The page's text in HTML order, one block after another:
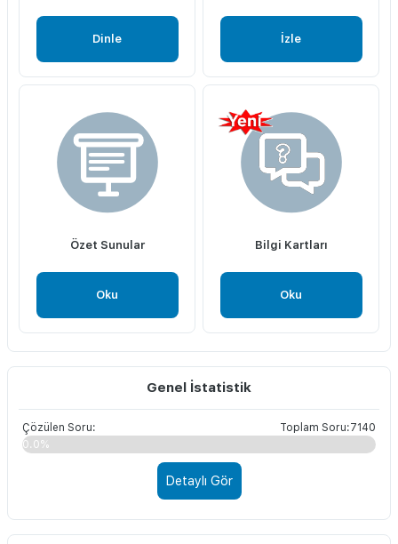
Dinle İzle
Özet Sunular
Oku
Bilgi Kartları
Oku
Genel İstatistik
Çözülen Soru:
Toplam Soru:7140
0.0%
Detaylı Gör